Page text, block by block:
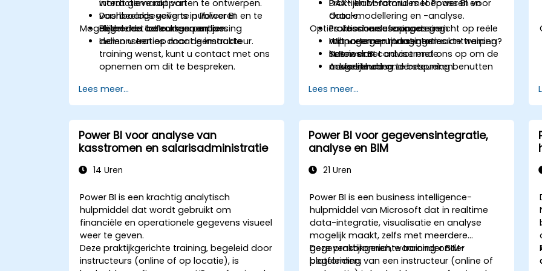
interactieve rapporten te ontwerpen.
Dashboards veilig te publiceren en te
delen met betrokken partijen.
wordt gemaakt van
voorbeeldgegevens in Power BI.
Begeleide oefeningen en live
demonstraties door de instructeur.
Mogelijkheden tot cursusaanpassing
Indien u een op maat gemaakte
training wenst, kunt u contact met ons
opnemen om dit te bespreken.
Lees meer...
DAX- en M-formules toepassen voor
data-modellering en -analyse.
Professionele rapporten en
managementpresentaties ontwerpen
in Power BI.
Adviserende ondersteuning benutten
bedrijfsrapportagebehoeften te
voldoen.
Praktijklaboratoria met Power BI en
Oracle.
Praktische oefeningen gericht op reële
rapportage-uitdagingen.
Sessies met adviserende
ondersteuning.
Opties voor cursusaanpassing
Wilt u een op maat gemaakte training?
Neem dan contact met ons op om de
mogelijkheden te bespreken.
Lees meer...
Power BI voor analyse van
kasstromen en salarisadministratie
14 Uren
Power BI is een krachtig analytisch
hulpmiddel dat wordt gebruikt om
financiële en operationele gegevens visueel
weer te geven.
Deze praktijkgerichte training, begeleid door
instructeurs (online of op locatie), is
Power BI voor gegevensintegratie,
analyse en BIM
21 Uren
Power BI is een business intelligence-
hulpmiddel van Microsoft dat in realtime
data-integratie, visualisatie en analyse
mogelijk maakt, zelfs met meerdere
gegevensbronnen, waaronder BIM-
platformen.
Deze praktijkgerichte training onder
begeleiding van een instructeur (online of